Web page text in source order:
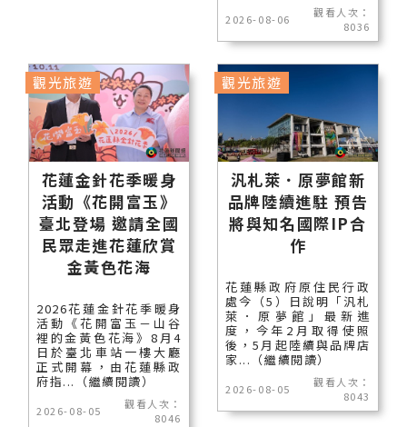
2026-08-06
觀看人次：
8036
花蓮金針花季暖身
活動《花開富玉》
臺北登場 邀請全國
民眾走進花蓮欣賞
金黃色花海
2026花蓮金針花季暖身
活動《花開富玉－山谷
裡的金黃色花海》8月4
日於臺北車站一樓大廳
正式開幕，由花蓮縣政
府指...（繼續閱讀）
2026-08-05
觀看人次：
8046
觀光旅遊
汎札萊．原夢館新
品牌陸續進駐 預告
將與知名國際IP合
作
花蓮縣政府原住民行政
處今（5）日說明「汎札
萊．原夢館」最新進
度，今年2月取得使照
後，5月起陸續與品牌店
家...（繼續閱讀）
2026-08-05
觀看人次：
8043
觀光旅遊